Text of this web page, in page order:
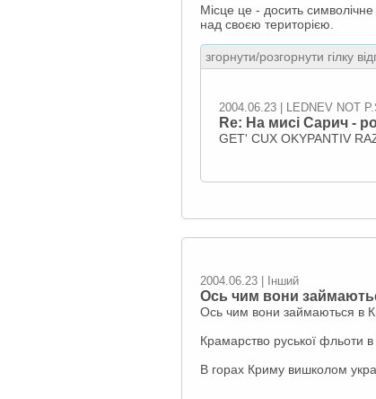
Місце це - досить символічне
над своєю територією.
згорнути/розгорнути гілку
2004.06.23 | LEDNEV NOT
Re: На мисі Сарич -
GET' CUX OKYPANTIV
2004.06.23 | Інший
Ось чим вони
Ось чим вони займаються в
Крамарство руської фльоти
В горах Криму вишколом